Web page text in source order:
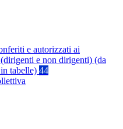
e autorizzati ai
e non dirigenti) (da
tabelle) 44